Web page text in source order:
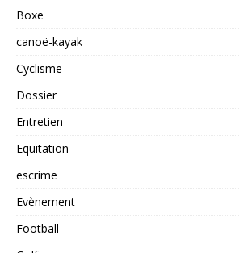
Boxe
canoë-kayak
Cyclisme
Dossier
Entretien
Equitation
escrime
Evènement
Football